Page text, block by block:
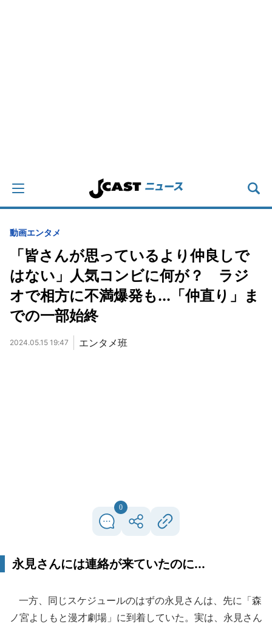
動画エンタメ
「皆さんが思っているより仲良しで
はない」人気コンビに何が？ ラジ
オで相方に不満爆発も...「仲直り」ま
での一部始終
2024.05.15 19:47 エンタメ班
0
永見さんには連絡が来ていたのに...
一方、同じスケジュールのはずの永見さんは、先に「森
ノ宮よしもと漫才劇場」に到着していた。実は、永見さん